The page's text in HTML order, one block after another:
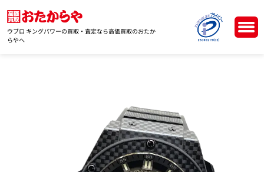
ウブロ キングパワーの買取・査定なら高価買取のおたか
らやへ